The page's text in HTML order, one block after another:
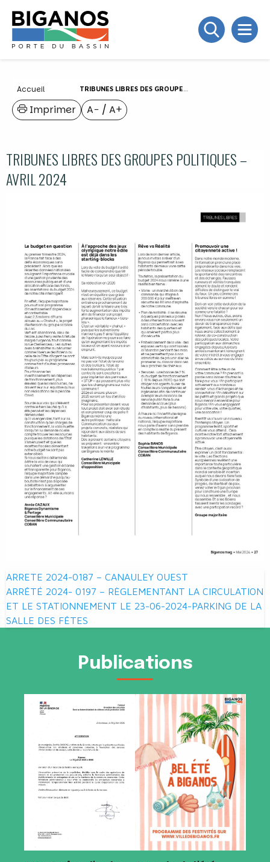
Accueil TRIBUNES LIBRES DES GROUPES POLITIQUES – AVRIL 2024
A− / A+
Imprimer
TRIBUNES LIBRES DES GROUPES POLITIQUES –
AVRIL 2024
Navigation
de
l’article
ARRETE 2024-0187 – CANAULEY OUEST
ARRÊTÉ 2024- 0197 – RÈGLEMENTANT LA CIRCULATION
ET LE STATIONNEMENT LE 23-06-2024-PARKING DE LA
SALLE DES FÊTES
Publications